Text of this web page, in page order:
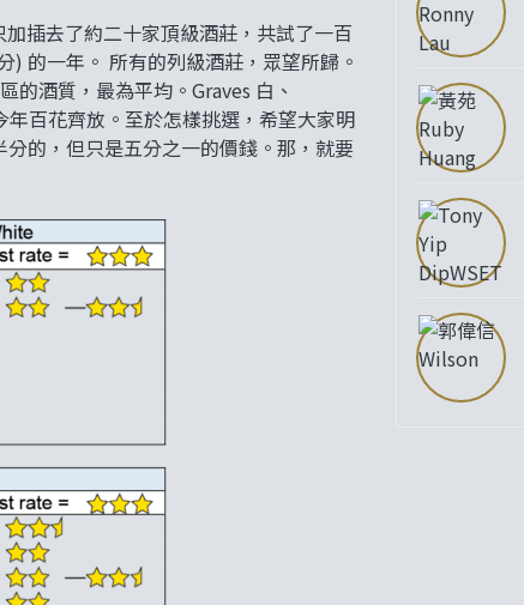
插去了約二十家頂級酒莊，共試了一百
的一年。 所有的列級酒莊，眾望所歸。
酒質，最為平均。Graves 白、
百花齊放。至於怎樣挑選，希望大家明
的，但只是五分之一的價錢。那，就要